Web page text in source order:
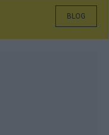
BLOG